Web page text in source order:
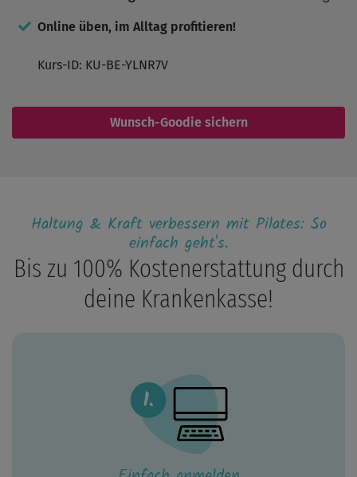
Online üben, im Alltag profitieren!
Kurs-ID: KU-BE-YLNR7V
Wunsch-Goodie sichern
Haltung & Kraft verbessern mit Pilates: So
einfach geht's.
Bis zu 100% Kostenerstattung durch
deine Krankenkasse!